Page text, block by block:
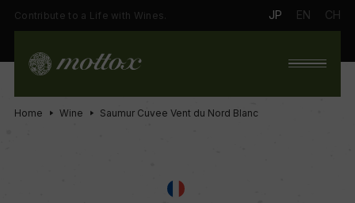
Contribute to a Life with Wines. JP EN CH
Home Wine Saumur Cuvee Vent du Nord Blanc